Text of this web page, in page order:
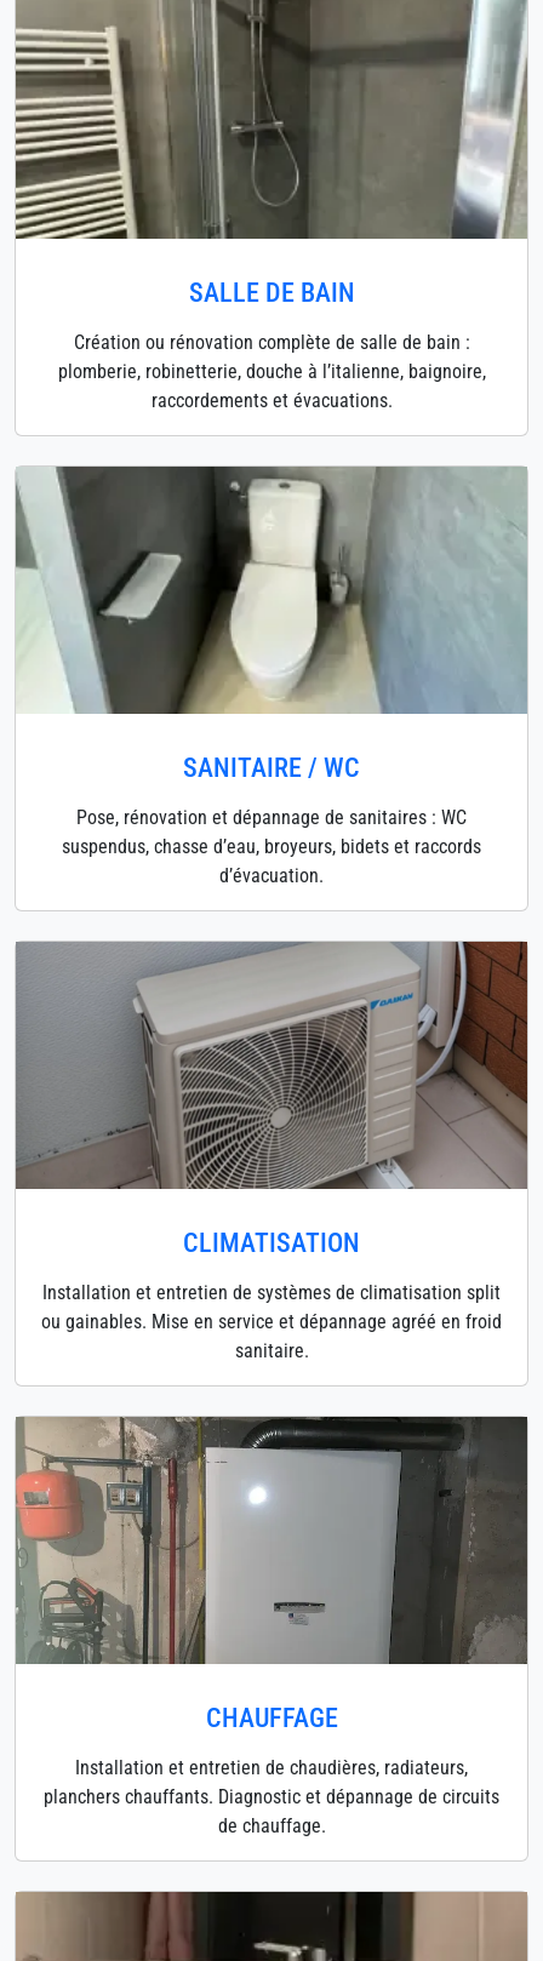
SALLE DE BAIN
Création ou rénovation complète de salle de bain :
plomberie, robinetterie, douche à l’italienne, baignoire,
raccordements et évacuations.
SANITAIRE / WC
Pose, rénovation et dépannage de sanitaires : WC
suspendus, chasse d’eau, broyeurs, bidets et raccords
d’évacuation.
CLIMATISATION
Installation et entretien de systèmes de climatisation split
ou gainables. Mise en service et dépannage agréé en froid
sanitaire.
CHAUFFAGE
Installation et entretien de chaudières, radiateurs,
planchers chauffants. Diagnostic et dépannage de circuits
de chauffage.